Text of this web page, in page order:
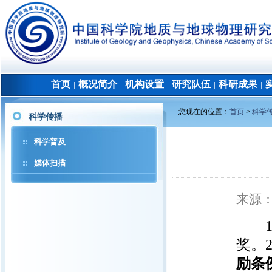
首页 概况简介│ 机构设置 研究队伍 科研成果│
科学传播
科学普及
媒体扫描
您现在的位置： 首页 > 科学
来源
1月
奖。
励条